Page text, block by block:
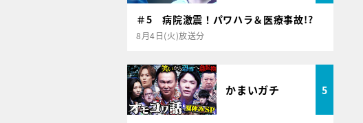
＃5 病院激震！パワハラ＆医療事故!?
8月4日(火)放送分
かまいガチ 5